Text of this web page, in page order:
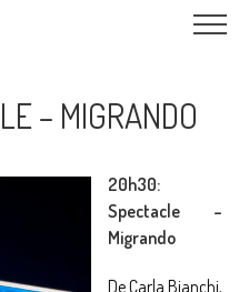
– MIGRANDO
20h30:
Spectacle –
Migrando
De Carla Bianchi,